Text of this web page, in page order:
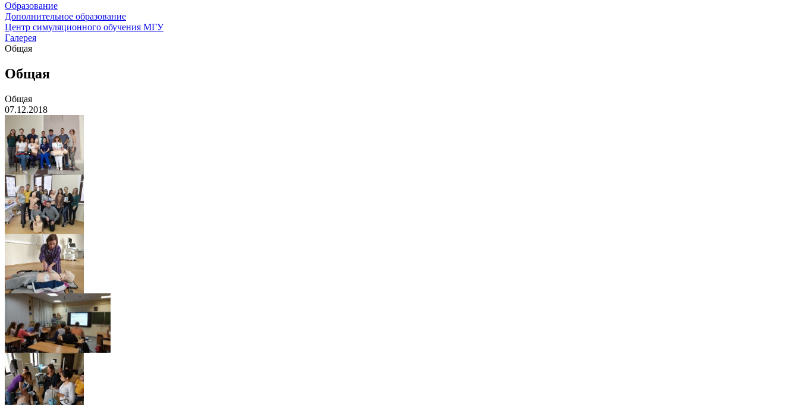
Образование
Дополнительное образование
Центр симуляционного обучения МГУ
Галерея
Общая
Общая
Общая
07.12.2018